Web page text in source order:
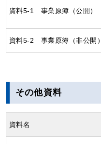
資料5-1 事業原簿（公開）
資料5-2 事業原簿（非公開）
その他資料
資料名